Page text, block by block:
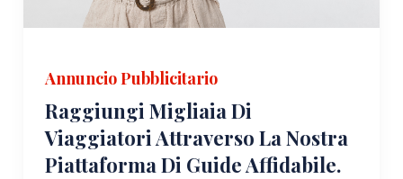
Annuncio Pubblicitario
Raggiungi Migliaia Di
Viaggiatori Attraverso La Nostra
Piattaforma Di Guide Affidabile.